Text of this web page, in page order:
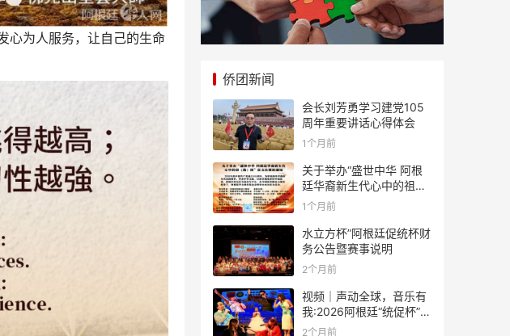
心为人服务，让自己的生命
侨团新闻
会长刘芳勇学习建党105
周年重要讲话心得体会
1个月前
关于举办“盛世中华 阿根
廷华裔新生代心中的祖
(籍)国”征文比赛的通知
1个月前
水立方杯”阿根廷促统杯财
务公告暨赛事说明
2个月前
视频｜声动全球，音乐有
我:2026阿根廷“统促杯”水
立方中文歌曲大赛总决赛
2个月前